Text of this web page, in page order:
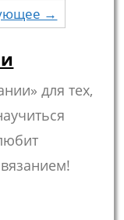
→
для тех,